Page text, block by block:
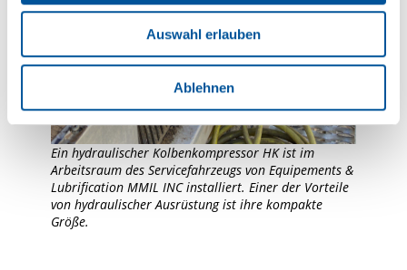
Auswahl erlauben
Ablehnen
Ein hydraulischer Kolbenkompressor HK ist im
Arbeitsraum des Servicefahrzeugs von Equipements &
Lubrification MMIL INC installiert. Einer der Vorteile
von hydraulischer Ausrüstung ist ihre kompakte
Größe.